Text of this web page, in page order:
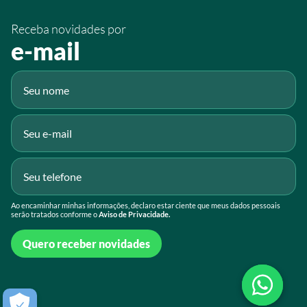
Receba novidades por
e-mail
Ao encaminhar minhas informações, declaro estar ciente que meus dados pessoais
serão tratados conforme oAviso de Privacidade.
Quero receber novidades